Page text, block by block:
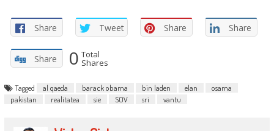
Share Tweet Share Share
Share 0 Total
Shares
Tagged al qaeda barack obama bin laden elan
osama
pakistan
realitatea sie SOV sri vantu